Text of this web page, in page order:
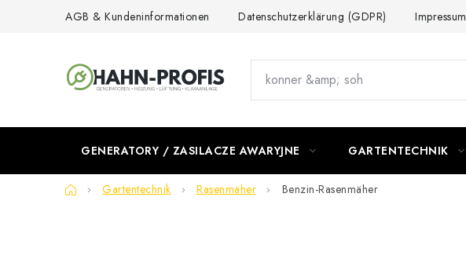
AGB & Kundeninformationen Datenschutzerklärung (GDPR) Impressum
GENERATORY / ZASILACZE AWARYJNE GARTENTECHNIK
HomeGartentechnik Rasenmäher Benzin-Rasenmäher